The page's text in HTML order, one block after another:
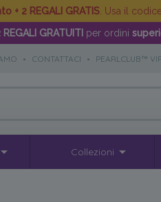
+ 2 REGALI GRATIS . Usa il
REGALI GRATUITI per ordini
• CONTATTACI • PEARLCLUB™
Collezioni